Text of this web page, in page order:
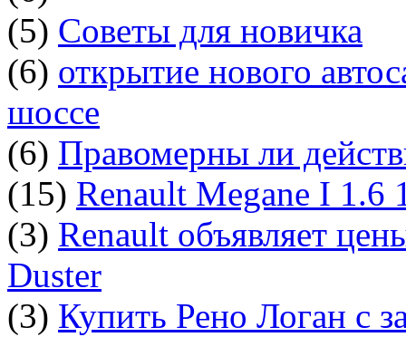
(5) Советы для новичка
(6) открытие нового
шоссе
(6) Правомерны ли
(15) Renault Megane I 1.6
(3) Renault объявляет
Duster
(3) Купить Рено Логан с